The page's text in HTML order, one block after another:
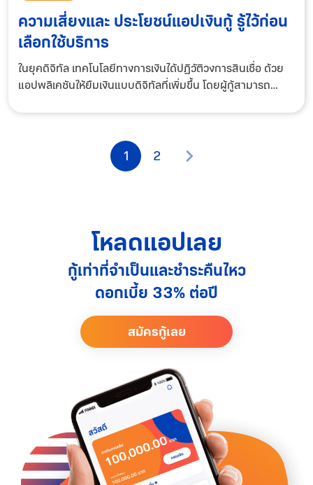
ความเสี่ยงและ ประโยชน์แอปเงินกู้ รู้ไว้ก่อน
เลือกใช้บริการ
ในยุคดิจิทัล เทคโนโลยีทางการเงินได้ปฏิวัติวงการสินเชื่อ ด้วย
แอปพลิเคชันให้ยืมเงินแบบดิจิทัลที่เพิ่มขึ้น โดยผู้กู้สามารถ
โดยแอปเงินกู้เป็นแพลตฟอร
1 2
โหลดแอปเลย
กู้เท่าที่จำเป็นและชำระคืนไหว
ดอกเบี้ย 33% ต่อปี
สมัครกู้เลย